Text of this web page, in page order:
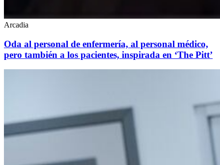
Arcadia
Oda al personal de enfermería, al personal médico,
pero también a los pacientes, inspirada en ‘The Pitt’